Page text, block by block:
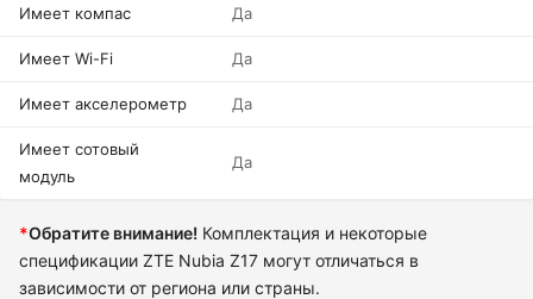
Имеет компас Да
Имеет Wi-Fi Да
Имеет акселерометр Да
Имеет сотовый
модуль
Да
*Обратите внимание! Комплектация и некоторые
спецификации ZTE Nubia Z17 могут отличаться в
зависимости от региона или страны.